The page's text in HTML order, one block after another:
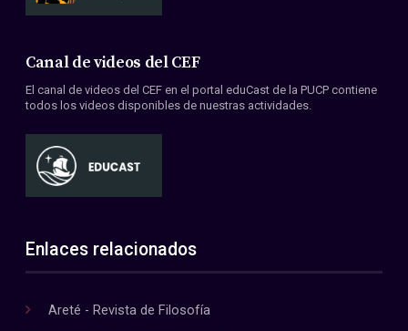
Canal de videos del CEF
El canal de videos del CEF en el portal eduCast de la PUCP contiene
todos los videos disponibles de nuestras actividades.
Enlaces relacionados
Areté - Revista de Filosofía